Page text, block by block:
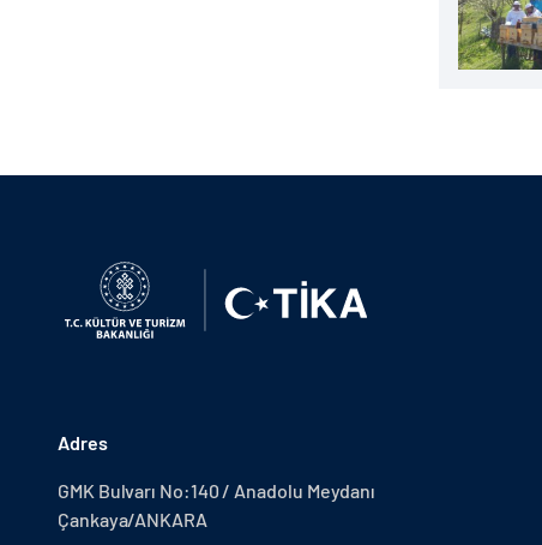
Adres
GMK Bulvarı No:140 / Anadolu Meydanı
Çankaya/ANKARA